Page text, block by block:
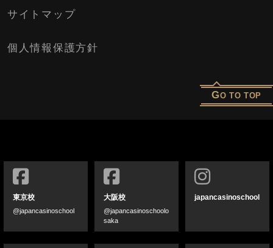
サイトマップ
個人情報保護方針
GO TO TOP
東京校
@japancasinoschool
大阪校
@japancasinoschoolo
saka
japancasinoschool